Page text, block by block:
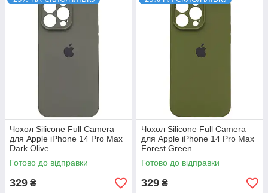
Чохол Silicone Full Camera
для Apple iPhone 14 Pro Max
Dark Olive
Готово до відправки
329 ₴
Чохол Silicone Full Camera
для Apple iPhone 14 Pro Max
Forest Green
Готово до відправки
329 ₴